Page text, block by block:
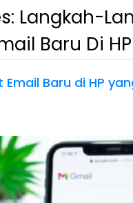
Langkah-
Baru Di HP
Baru di HP